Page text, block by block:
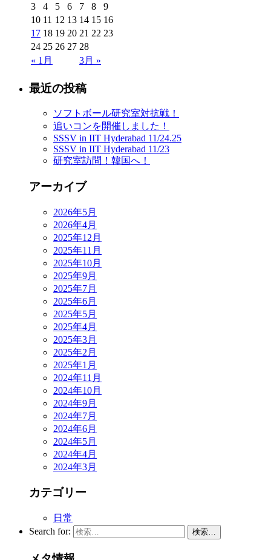
« 1月 3月 »
3
4 5 6 7 8
9
10 11 12 13 14 15 16
17 18 19 20 21 22 23
24 25 26 27 28
最近の投稿
ソフトボール研究室対抗戦！
追いコンを開催しました！
SSSV in IIT Hyderabad 11/24.25
SSSV in IIT Hyderabad 11/23
研究室訪問！韓国へ！
アーカイブ
2026年5月
2026年4月
2025年12月
2025年11月
2025年10月
2025年9月
2025年7月
2025年6月
2025年5月
2025年4月
2025年3月
2025年2月
2025年1月
2024年11月
2024年10月
2024年9月
2024年7月
2024年6月
2024年5月
2024年4月
2024年3月
カテゴリー
日常
Search for:
検索…